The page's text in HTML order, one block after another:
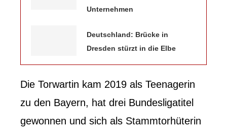
Unternehmen
Deutschland: Brücke in
Dresden stürzt in die Elbe
Die Torwartin kam 2019 als Teenagerin
zu den Bayern, hat drei Bundesligatitel
gewonnen und sich als Stammtorhüterin